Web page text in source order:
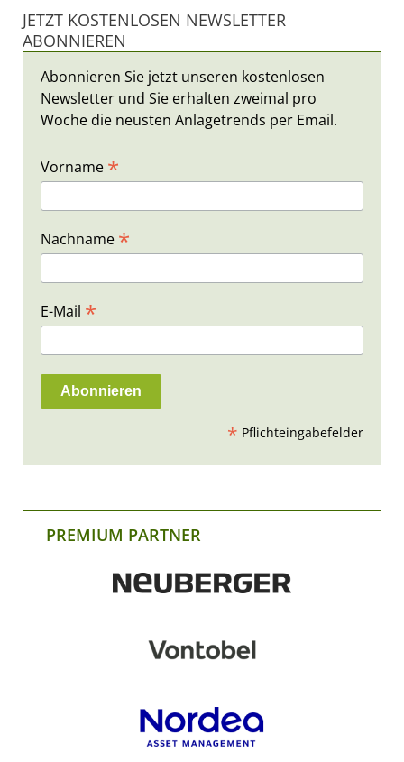
JETZT KOSTENLOSEN NEWSLETTER
ABONNIEREN
Abonnieren Sie jetzt unseren kostenlosen
Newsletter und Sie erhalten zweimal pro
Woche die neusten Anlagetrends per Email.
Vorname *
Nachname *
E-Mail *
* Pflichteingabefelder
PREMIUM PARTNER